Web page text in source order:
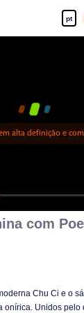
pt
alta definição e
com
Chu Ci e o
onírica. Unidos